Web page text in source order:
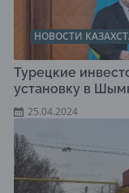
НОВОСТИ
Турецкие
установку в
25.04.2024